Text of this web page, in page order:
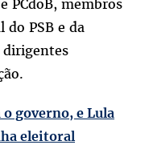
PCdoB, membros
PSB e da
dirigentes
governo, e Lula
eleitoral